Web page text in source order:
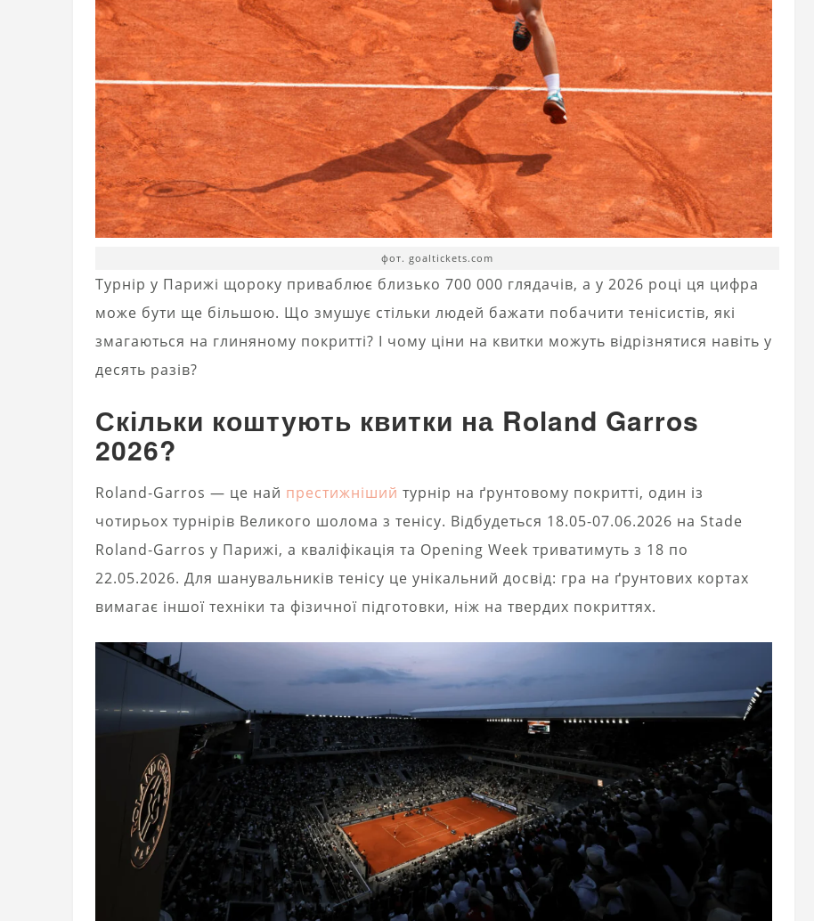
фот. goaltickets.com
Турнір у Парижі щороку приваблює близько 700 000 глядачів, а у 2026 році ця цифра
може бути ще більшою. Що змушує стільки людей бажати побачити тенісистів, які
змагаються на глиняному покритті? І чому ціни на квитки можуть відрізнятися навіть у
десять разів?
Скільки коштують квитки на Roland Garros
2026?
Roland‑Garros — це най престижніший турнір на ґрунтовому покритті, один із
чотирьох турнірів Великого шолома з тенісу. Відбудеться 18.05-07.06.2026 на Stade
Roland‑Garros у Парижі, а кваліфікація та Opening Week триватимуть з 18 по
22.05.2026. Для шанувальників тенісу це унікальний досвід: гра на ґрунтових кортах
вимагає іншої техніки та фізичної підготовки, ніж на твердих покриттях.